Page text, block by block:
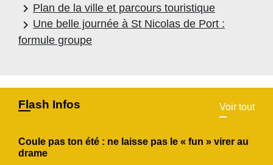
keyboard_arrow_right Plan de la ville et parcours touristique
keyboard_arrow_right Une belle journée à St Nicolas de Port :
formule groupe
Flash Infos Voir tout
Coule pas ton été : ne laisse pas le « fun » virer au
drame